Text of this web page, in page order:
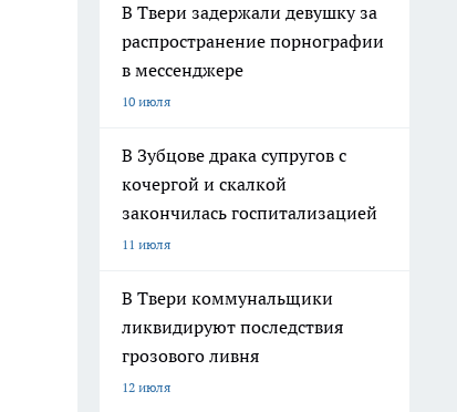
В Твери задержали девушку за
распространение порнографии
в мессенджере
10 июля
В Зубцове драка супругов с
кочергой и скалкой
закончилась госпитализацией
11 июля
В Твери коммунальщики
ликвидируют последствия
грозового ливня
12 июля